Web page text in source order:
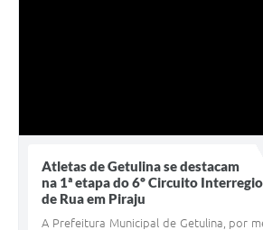
Atletas de Getulina se destacam
na 1ª etapa do 6º Circuito
de Rua em Piraju
A Prefeitura Municipal de Getulina, por